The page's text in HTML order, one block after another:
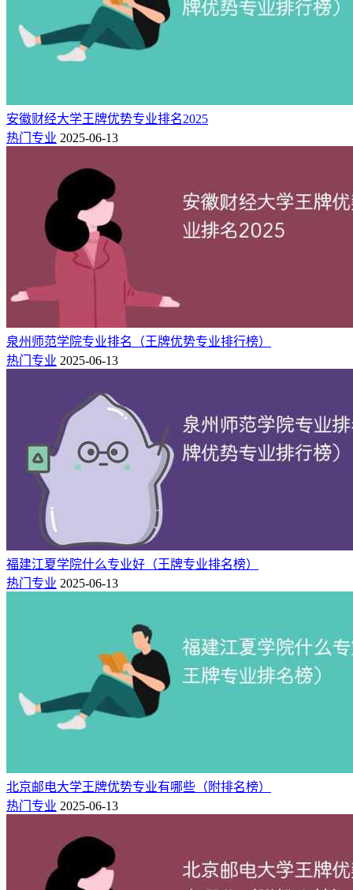
B++ 60
计算机科学与
技术
信息管理与信
金融学 4★
中国高水平专业
A+
3 土耳其语 3★
B+
69 人力资源管理 3★
中国区域一流专业
财务管理
109 新闻学 3★ 中国区域一流专业
国际经济与贸
易
3★ 中国区域一流专业
三：北京语言大学王牌专业简介
英语是国际指定的官方语言（作为母语），也是世界上最广泛
的第一语言，也是欧盟以及许多国际组织以及英联邦国家的官
班牙语母语使用者人数。
日语，又称日本语，日本国的官方语言。母语人口约一亿三千
万，分为东日本、西日本、九州和八丈四种方言，与日本语相
近的语种为琉球语。
法语是属于欧洲印欧语系罗曼语族的独立语言。罗曼语族包括
中部罗曼语（法语、意大利语、萨丁岛方言、加泰罗尼亚、西
西班牙文之后，使用者人数最多的罗曼语言独立语言之一。
阿拉伯语即阿拉伯人的语言，属于闪含语系-闪米特语族，使
用阿拉伯字母，主要通行于西亚和北非，现为18个阿拉伯国家
及4个国际组织的官方语言。以阿拉伯语作为母语的人数超过2
伯语则是以伊斯兰教经典《古兰经》为准。
5.汉语国际教育
汉语国际教育专业是一个比较新的专业，主要介绍汉语基础知
识，学习中国文学、中国文化、跨文化交际等知识。
安徽财经大学王牌优势专业排名2025
热门专业 2025-06-13
泉州师范学院专业排名（王牌优势专业排行榜）
热门专业 2025-06-13
福建江夏学院什么专业好（王牌专业排名榜）
热门专业 2025-06-13
北京邮电大学王牌优势专业有哪些（附排名榜）
热门专业 2025-06-13